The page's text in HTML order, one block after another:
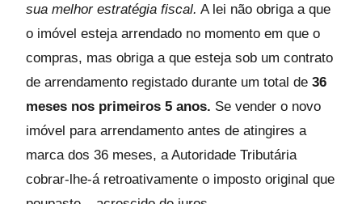
sua melhor estratégia fiscal. A lei não obriga a que
o imóvel esteja arrendado no momento em que o
compras, mas obriga a que esteja sob um contrato
de arrendamento registado durante um total de 36
meses nos primeiros 5 anos. Se vender o novo
imóvel para arrendamento antes de atingires a
marca dos 36 meses, a Autoridade Tributária
cobrar-lhe-á retroativamente o imposto original que